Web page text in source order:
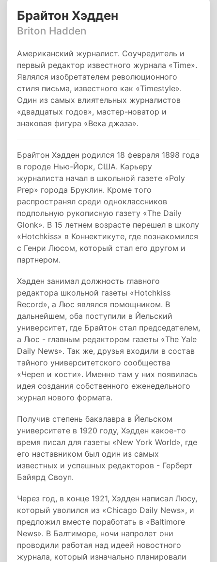
Брайтон Хэдден
Briton Hadden
Американский журналист. Соучредитель и
первый редактор известного журнала «Time».
Являлся изобретателем революционного
стиля письма, известного как «Timestyle».
Один из самых влиятельных журналистов
«двадцатых годов», мастер-новатор и
знаковая фигура «Века джаза».
Брайтон Хэдден родился 18 февраля 1898 года
в городе Нью-Йорк, США. Карьеру
журналиста начал в школьной газете «Poly
Prep» города Бруклин. Кроме того
распространял среди одноклассников
подпольную рукописную газету «The Daily
Glonk». В 15 летнем возрасте перешел в школу
«Hotchkiss» в Коннектикуте, где познакомился
с Генри Люсом, который стал его другом и
партнером.
Хэдден занимал должность главного
редактора школьной газеты «Hotchkiss
Record», а Люс являлся помощником. В
дальнейшем, оба поступили в Йельский
университет, где Брайтон стал председателем,
а Люс - главным редактором газеты «The Yale
Daily News». Так же, друзья входили в состав
тайного университетского сообщества
«Череп и кости». Именно там у них появилась
идея создания собственного еженедельного
журнал нового формата.
Получив степень бакалавра в Йельском
университете в 1920 году, Хэдден какое-то
время писал для газеты «New York World», где
его наставником был один из самых
известных и успешных редакторов - Герберт
Байярд Своуп.
Через год, в конце 1921, Хэдден написал Люсу,
который уволился из «Chicago Daily News», и
предложил вместе поработать в «Baltimore
News». В Балтиморе, ночи напролет они
проводили работая над идеей новостного
журнала, который изначально планировали